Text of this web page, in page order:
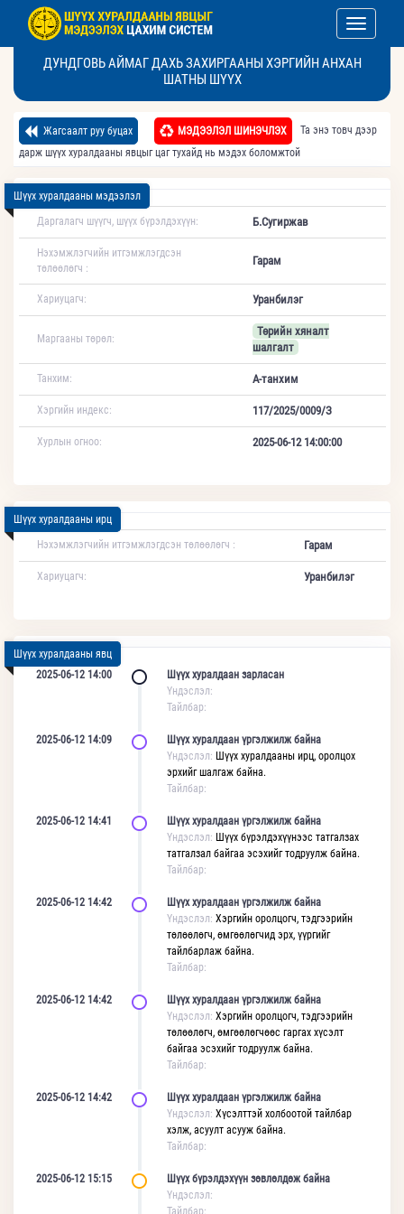
Toggle
ДУНДГОВЬ АЙМАГ ДАХЬ ЗАХИРГААНЫ ХЭРГИЙН АНХАН
ШАТНЫ ШҮҮХ
Жагсаалт руу буцах МЭДЭЭЛЭЛ ШИНЭЧЛЭХ
Та энэ товч дээр
дарж шүүх хуралдааны явцыг цаг тухайд нь мэдэх боломжтой
Шүүх хуралдааны мэдээлэл
Даргалагч шүүгч, шүүх бүрэлдэхүүн:
Б.Сугиржав
Нэхэмжлэгчийн итгэмжлэгдсэн
төлөөлөгч :
Гарам
Хариуцагч: Уранбилэг
Маргааны төрөл:
Төрийн хяналт
шалгалт
Танхим: А-танхим
Хэргийн индекс: 117/2025/0009/З
Хурлын огноо: 2025-06-12 14:00:00
Шүүх хуралдааны ирц
Нэхэмжлэгчийн итгэмжлэгдсэн төлөөлөгч :
Гарам
Хариуцагч: Уранбилэг
Шүүх хуралдааны явц
2025-06-12 14:00
Шүүх хуралдаан зарласан
Үндэслэл:
Тайлбар:
2025-06-12 14:09
Шүүх хуралдаан үргэлжилж байна
Үндэслэл: Шүүх хуралдааны ирц, оролцох
эрхийг шалгаж байна.
Тайлбар:
2025-06-12 14:41
Шүүх хуралдаан үргэлжилж байна
Үндэслэл: Шүүх бүрэлдэхүүнээс татгалзах
татгалзал байгаа эсэхийг тодруулж байна.
Тайлбар:
2025-06-12 14:42
Шүүх хуралдаан үргэлжилж байна
Үндэслэл: Хэргийн оролцогч, тэдгээрийн
төлөөлөгч, өмгөөлөгчид эрх, үүргийг
тайлбарлаж байна.
Тайлбар:
2025-06-12 14:42
Шүүх хуралдаан үргэлжилж байна
Үндэслэл: Хэргийн оролцогч, тэдгээрийн
төлөөлөгч, өмгөөлөгчөөс гаргах хүсэлт
байгаа эсэхийг тодруулж байна.
Тайлбар:
2025-06-12 14:42
Шүүх хуралдаан үргэлжилж байна
Үндэслэл: Хүсэлттэй холбоотой тайлбар
хэлж, асуулт асууж байна.
Тайлбар:
2025-06-12 15:15
Шүүх бүрэлдэхүүн зөвлөлдөж байна
Үндэслэл:
Тайлбар: